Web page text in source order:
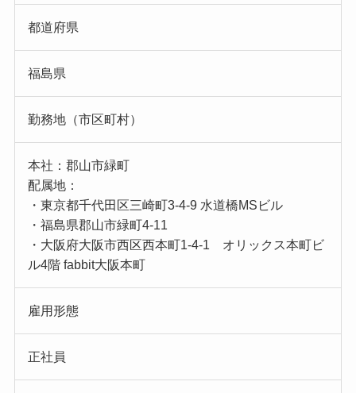
都道府県
福島県
勤務地（市区町村）
本社：郡山市緑町
配属地：
・東京都千代田区三崎町3-4-9 水道橋MSビル
・福島県郡山市緑町4-11
・大阪府大阪市西区西本町1-4-1 オリックス本町ビ
ル4階 fabbit大阪本町
雇用形態
正社員